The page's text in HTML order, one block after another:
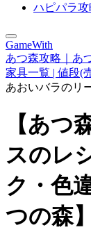
ハピパラ攻
GameWith
あつ森攻略｜あ
家具一覧 | 値段(
あおいバラのリ
【あつ
スのレ
ク・色
つの森】